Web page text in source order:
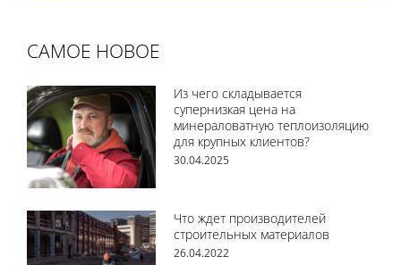
САМОЕ НОВОЕ
Из чего складывается
супернизкая цена на
минераловатную теплоизоляцию
для крупных клиентов?
30.04.2025
Что ждет производителей
строительных материалов
26.04.2022